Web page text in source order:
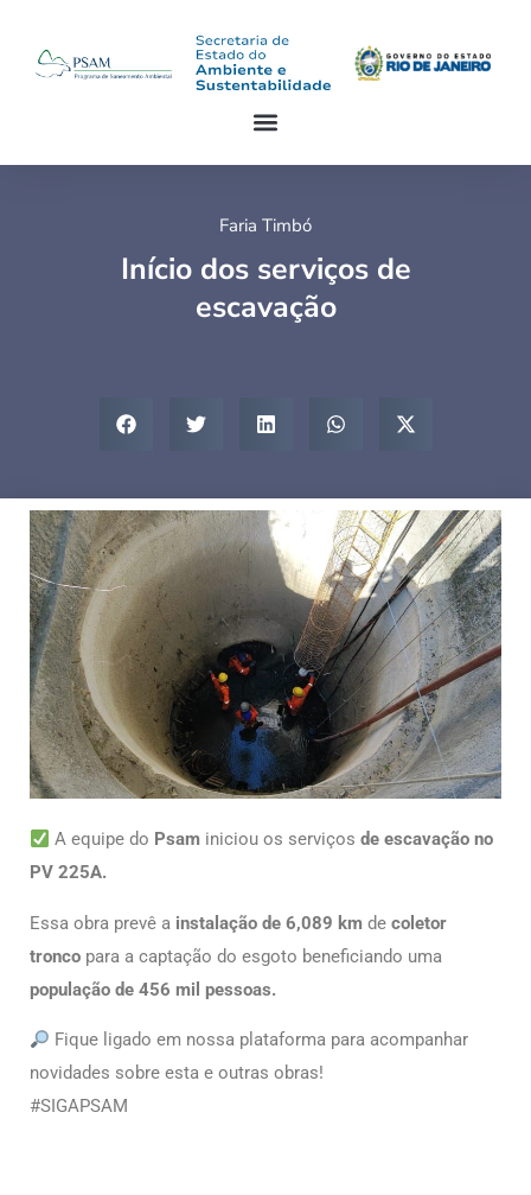
Faria Timbó
Início dos serviços de
escavação
A equipe do Psam iniciou os serviços de escavação no
PV 225A.
Essa obra prevê a instalação de 6,089 km de coletor
tronco para a captação do esgoto beneficiando uma
população de 456 mil pessoas.
Fique ligado em nossa plataforma para acompanhar
novidades sobre esta e outras obras!
#SIGAPSAM